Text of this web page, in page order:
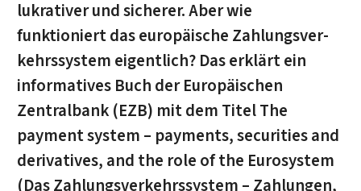
lukrativer und sicherer. Aber wie
funktioniert das europäische Zahlungs­ver­
kehrs­sys­tem eigentlich? Das erklärt ein
informatives Buch der Eu­ro­pä­ischen
Zentralbank (EZB) mit dem Titel The
payment system – pay­ments, securities and
derivatives, and the role of the Eurosystem
(Das Zahlungsverkehrssystem – Zahlungen,